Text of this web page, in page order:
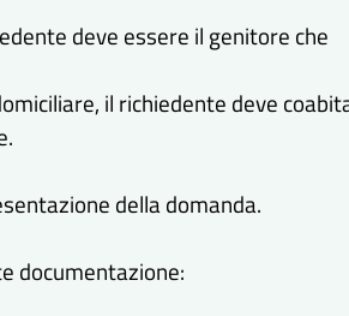
deve essere il genitore che
il richiedente deve
della domanda.
documentazione: